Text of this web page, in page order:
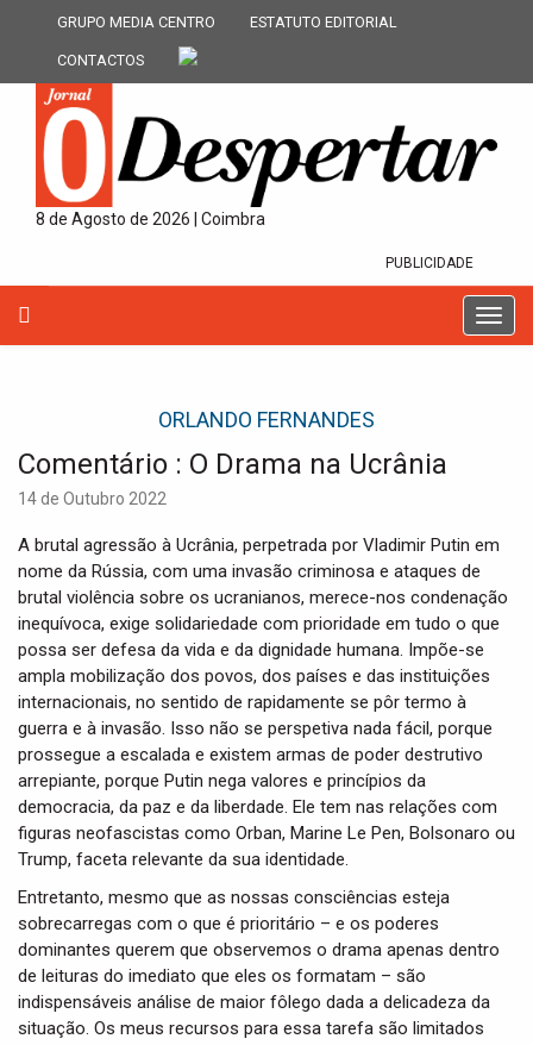
GRUPO MEDIA CENTRO ESTATUTO EDITORIAL
CONTACTOS
8 de Agosto de 2026 | Coimbra
PUBLICIDADE
T
o
i
a
t
o
ORLANDO FERNANDES
Comentário : O Drama na Ucrânia
14 de Outubro 2022
A brutal agressão à Ucrânia, perpetrada por Vladimir Putin em
nome da Rússia, com uma invasão criminosa e ataques de
brutal violência sobre os ucranianos, merece-nos condenação
inequívoca, exige solidariedade com prioridade em tudo o que
possa ser defesa da vida e da dignidade humana. Impõe-se
ampla mobilização dos povos, dos países e das instituições
internacionais, no sentido de rapidamente se pôr termo à
guerra e à invasão. Isso não se perspetiva nada fácil, porque
prossegue a escalada e existem armas de poder destrutivo
arrepiante, porque Putin nega valores e princípios da
democracia, da paz e da liberdade. Ele tem nas relações com
figuras neofascistas como Orban, Marine Le Pen, Bolsonaro ou
Trump, faceta relevante da sua identidade.
Entretanto, mesmo que as nossas consciências esteja
sobrecarregas com o que é prioritário – e os poderes
dominantes querem que observemos o drama apenas dentro
de leituras do imediato que eles os formatam – são
indispensáveis análise de maior fôlego dada a delicadeza da
situação. Os meus recursos para essa tarefa são limitados